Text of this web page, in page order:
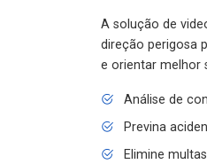
A solução de
direção perigosa
e orientar melhor
Análise de
Previna
Elimine